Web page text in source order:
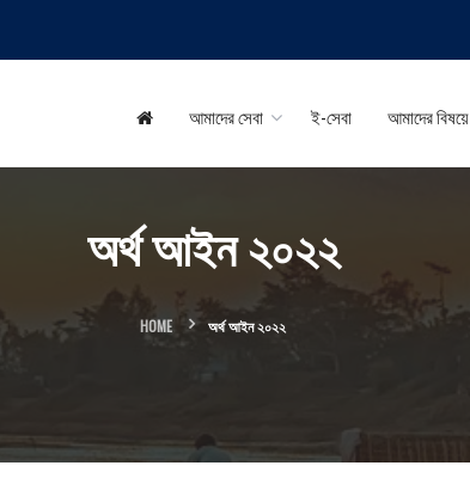
আমাদের সেবা ই-সেবা আমাদের বিষয়ে
অর্থ আইন ২০২২
HOME অর্থ আইন ২০২২